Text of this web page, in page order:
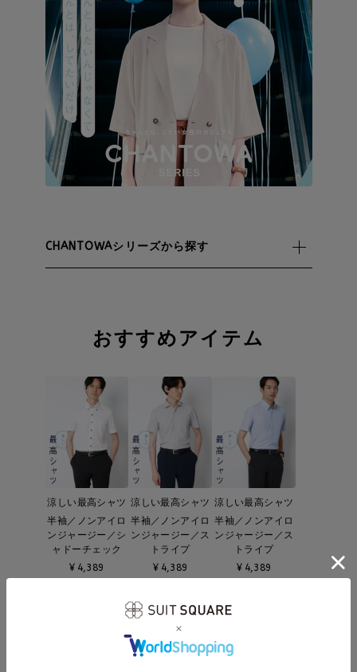
CHANTOWAシリーズから探す
おすすめアイテム
涼しい最高シャツ
半袖／ノンアイロ
ンジャージー／シ
ャドーチェック
¥ 4,389
涼しい最高シャツ
半袖／ノンアイロ
ンジャージー／ス
トライプ
¥ 4,389
涼しい最高シャツ
半袖／ノンアイロ
ンジャージー／ス
トライプ
¥ 4,389